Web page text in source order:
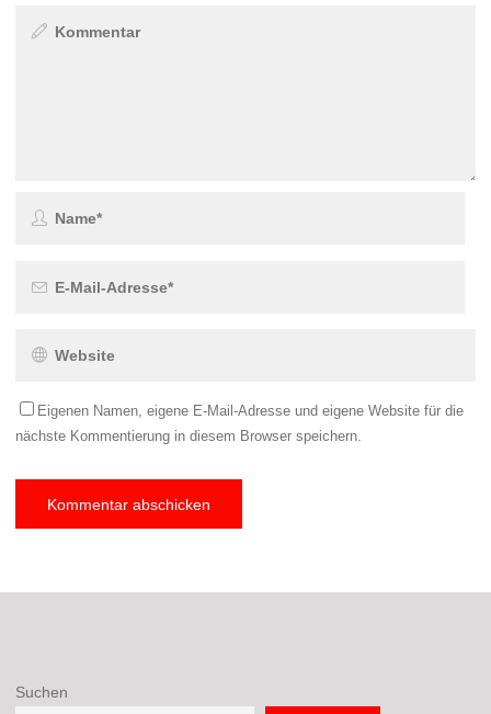
Eigenen Namen, eigene E-Mail-Adresse und eigene Website für die
nächste Kommentierung in diesem Browser speichern.
Suchen